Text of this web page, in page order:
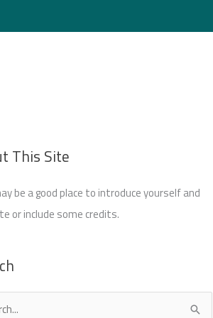
This Site
be a good place to introduce yourself and
or include some credits.